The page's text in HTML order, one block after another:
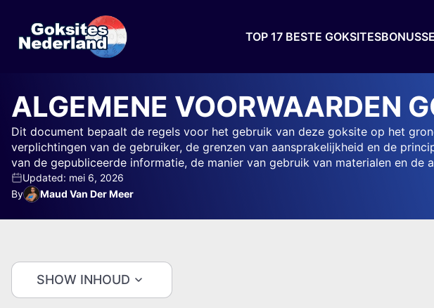
TOP 17 BESTE GOKSITES
ALGEMENE VOORWAARDEN
Dit document bepaalt de regels voor het gebruik van deze goksite op het
verplichtingen van de gebruiker, de grenzen van aansprakelijkheid en de
van de gepubliceerde informatie, de manier van gebruik van materialen en
Updated: mei 6, 2026
By
Maud Van Der Meer
SHOW INHOUD